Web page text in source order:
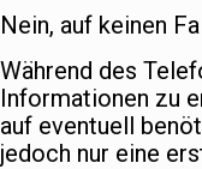
Nein, auf keinen
Während des
Informationen zu
auf eventuell
jedoch nur eine